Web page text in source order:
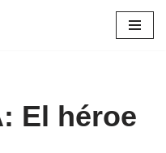
El héroe